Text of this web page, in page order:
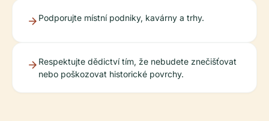
Podporujte místní podniky, kavárny a trhy.
Respektujte dědictví tím, že nebudete znečišťovat
nebo poškozovat historické povrchy.